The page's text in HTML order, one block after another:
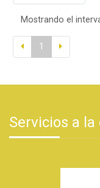
Mostrando el
1
Servicios a